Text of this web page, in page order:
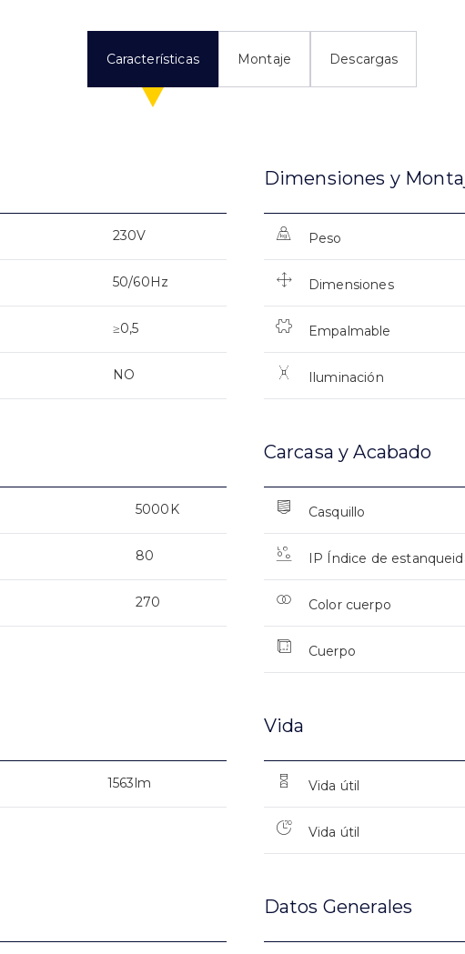
Características Montaje Descargas
230V
50/60Hz
≥0,5
NO
Dimensiones y
Peso
Dimensiones
Empalmable
Iluminación
5000K
80
270
Carcasa y Acabado
Casquillo
IP Índice de
Color cuerpo
Cuerpo
1563lm
Vida
Vida útil
Vida útil
Datos Generales